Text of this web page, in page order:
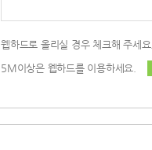
웹하드로 올리실 경우 체크해 주세요.
5M이상은 웹하드를 이용하세요.